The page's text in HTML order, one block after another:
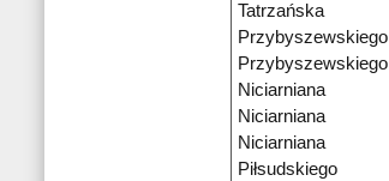
Tatrzańska
Przybyszewskiego
Przybyszewskiego
Niciarniana
Niciarniana
Niciarniana
Piłsudskiego